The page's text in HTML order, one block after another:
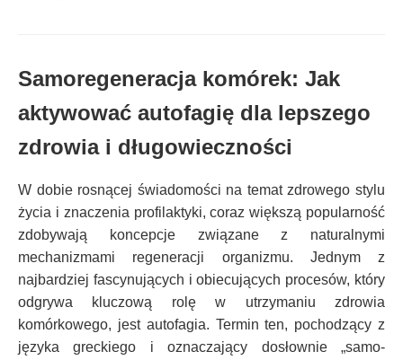
Samoregeneracja komórek: Jak
aktywować autofagię dla lepszego
zdrowia i długowieczności
W dobie rosnącej świadomości na temat zdrowego stylu
życia i znaczenia profilaktyki, coraz większą popularność
zdobywają koncepcje związane z naturalnymi
mechanizmami regeneracji organizmu. Jednym z
najbardziej fascynujących i obiecujących procesów, który
odgrywa kluczową rolę w utrzymaniu zdrowia
komórkowego, jest autofagia. Termin ten, pochodzący z
języka greckiego i oznaczający dosłownie „samo-